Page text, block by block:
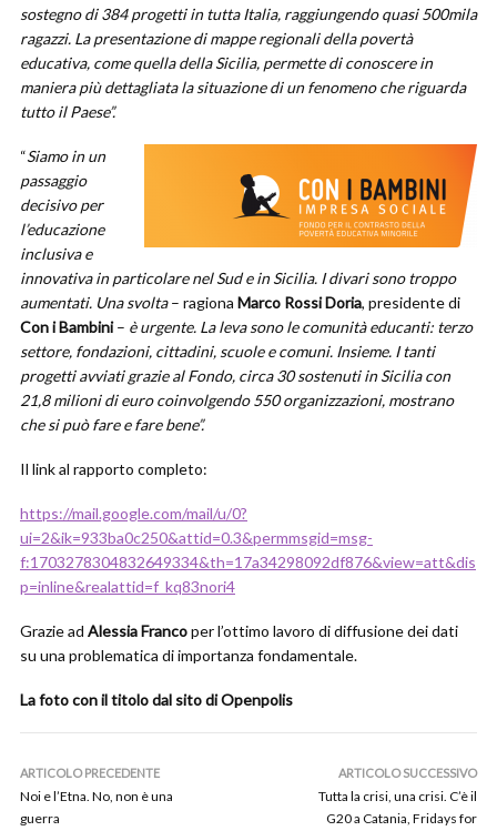
sostegno di 384 progetti in tutta Italia, raggiungendo quasi 500mila
ragazzi. La presentazione di mappe regionali della povertà
educativa, come quella della Sicilia, permette di conoscere in
maniera più dettagliata la situazione di un fenomeno che riguarda
tutto il Paese”.
“Siamo in un
passaggio
decisivo per
l’educazione
inclusiva e
innovativa in particolare nel Sud e in Sicilia. I divari sono troppo
aumentati. Una svolta– ragiona Marco Rossi Doria, presidente di
Con i Bambini– è urgente. La leva sono le comunità educanti: terzo
settore, fondazioni, cittadini, scuole e comuni. Insieme. I tanti
progetti avviati grazie al Fondo, circa 30 sostenuti in Sicilia con
21,8 milioni di euro coinvolgendo 550 organizzazioni, mostrano
che si può fare e fare bene”.
Il link al rapporto completo:
https://mail.google.com/mail/u/0?
ui=2&ik=933ba0c250&attid=0.3&permmsgid=msg-
f:1703278304832649334&th=17a34298092df876&view=att&dis
p=inline&realattid=f_kq83nori4
Grazie ad Alessia Francoper l’ottimo lavoro di diffusione dei dati
su una problematica di importanza fondamentale.
La foto con il titolo dal sito di Openpolis
ARTICOLO PRECEDENTE
Noi e l’Etna. No, non è una
guerra
ARTICOLO SUCCESSIVO
Tutta la crisi, una crisi. C’è il
G20 a Catania, Fridays for